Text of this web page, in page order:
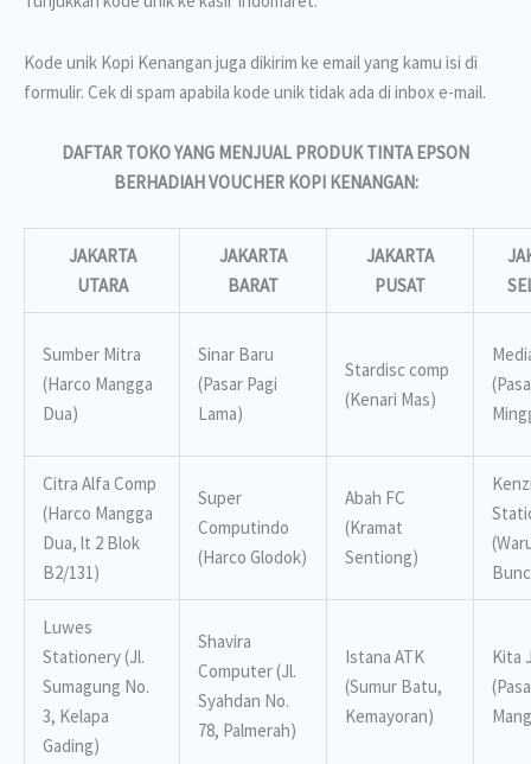
Kode unik Kopi Kenangan juga dikirim ke email yang kamu isi di
formulir. Cek di spam apabila kode unik tidak ada di inbox e-mail.
DAFTAR TOKO YANG MENJUAL PRODUK TINTA EPSON
BERHADIAH VOUCHER KOPI KENANGAN:
JAKARTA
UTARA
JAKARTA
BARAT
JAKARTA
PUSAT
Sumber Mitra
(Harco Mangga
Dua)
Sinar Baru
(Pasar Pagi
Lama)
Stardisc comp
(Kenari Mas)
Citra Alfa Comp
(Harco Mangga
Dua, lt 2 Blok
B2/131)
Super
Computindo
(Harco Glodok)
Abah FC
(Kramat
Sentiong)
Luwes
Stationery (Jl.
Sumagung No.
3, Kelapa
Gading)
Shavira
Computer (Jl.
Syahdan No.
78, Palmerah)
Istana ATK
(Sumur Batu,
Kemayoran)
Kita